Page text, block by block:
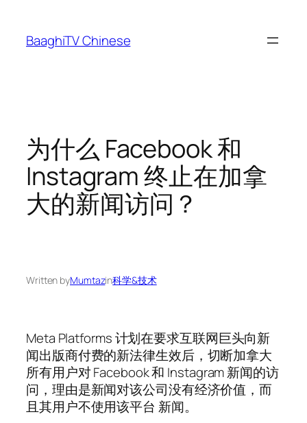
content
BaaghiTV Chinese
为什么 Facebook 和
Instagram 终止在加拿
大的新闻访问？
Written byMumtazin科学&技术
Meta Platforms 计划在要求互联网巨头向新
闻出版商付费的新法律生效后，切断加拿大
所有用户对 Facebook 和 Instagram 新闻的访
问，理由是新闻对该公司没有经济价值，而
且其用户不使用该平台 新闻。